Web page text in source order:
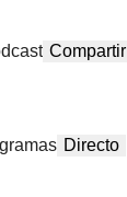
Compartir
Directo